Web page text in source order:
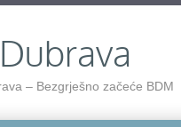
– Bezgrješno začeće BDM